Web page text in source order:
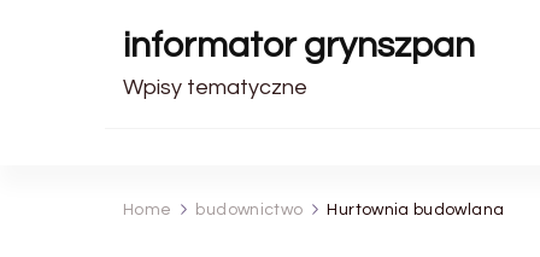
informator grynszpan
Wpisy tematyczne
Home budownictwo Hurtownia budowlana